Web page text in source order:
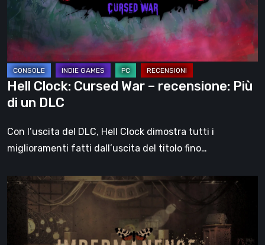
recensione:
di
un
DLC
Hell Clock: Cursed War – recensione: Più
di un DLC
Con l’uscita del DLC, Hell Clock dimostra tutti i
miglioramenti fatti dall’uscita del titolo fino…
Impermanence:
costruire
santuario